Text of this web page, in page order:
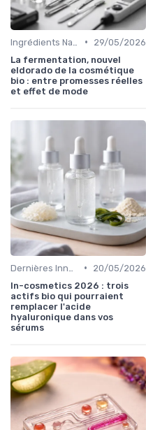
•
29/05/2026
La fermentation, nouvel
eldorado de la cosmétique
bio : entre promesses réelles
et effet de mode
•
20/05/2026
In-cosmetics 2026 : trois
actifs bio qui pourraient
remplacer l'acide
hyaluronique dans vos
sérums